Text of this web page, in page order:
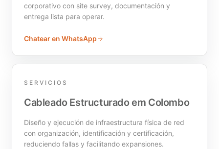
corporativo con site survey, documentación y
entrega lista para operar.
Chatear en WhatsApp
SERVICIOS
Cableado Estructurado em Colombo
Diseño y ejecución de infraestructura física de red
con organización, identificación y certificación,
reduciendo fallas y facilitando expansiones.